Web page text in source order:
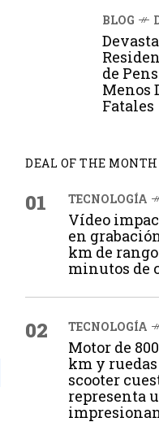
BLOG
de
Menos
Fatales
DEAL OF THE MONTH
01 TECNOLOGÍA
Vídeo
en
km de
minutos de
02 TECNOLOGÍA
Motor de
km y
scooter
representa